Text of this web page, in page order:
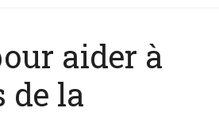
aider à
de la